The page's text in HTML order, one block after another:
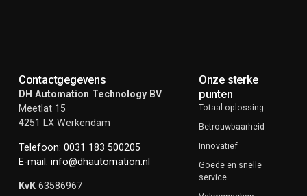
Contactgegevens
DH Automation Technology BV
Meetlat 15
4251 LX Werkendam
Telefoon: 0031 183 500205
E-mail: info@dhautomation.nl
KvK63586967
Onze sterke
punten
Totaal oplossing
Betrouwbaarheid
Innovatief
Goede en snelle
service